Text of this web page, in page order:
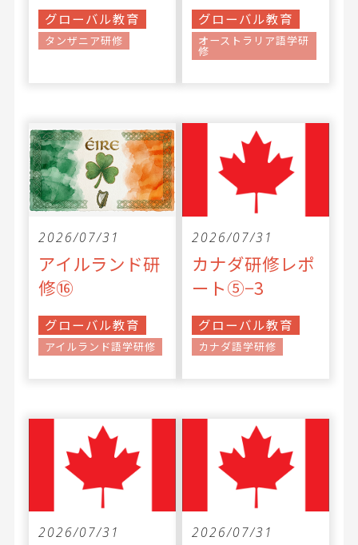
グローバル教育
タンザニア研修
グローバル教育
オーストラリア語学研
修
2026/07/31
アイルランド研
修⑯
グローバル教育
アイルランド語学研修
2026/07/31
カナダ研修レポ
ート⑤−3
グローバル教育
カナダ語学研修
2026/07/31 2026/07/31